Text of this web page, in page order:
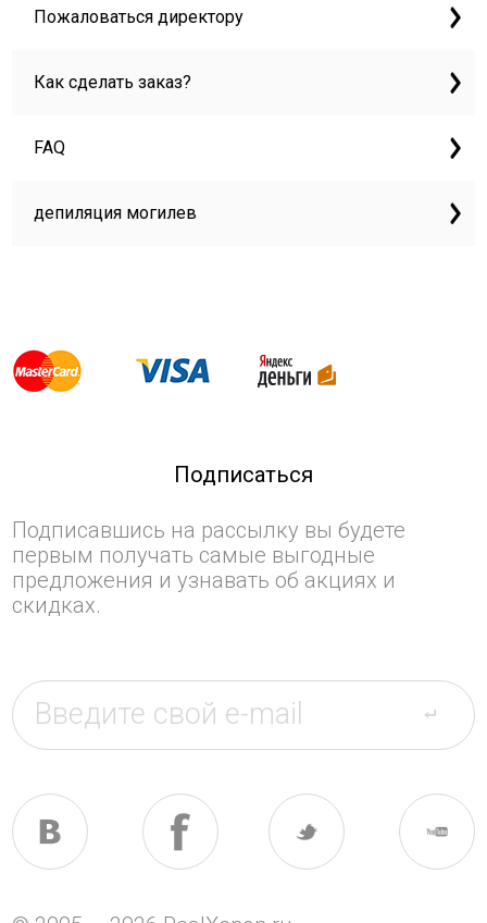
Пожаловаться директору
Как сделать заказ?
FAQ
депиляция могилев
Подписаться
Подписавшись на рассылку вы будете
первым получать самые выгодные
предложения и узнавать об акциях и
скидках.